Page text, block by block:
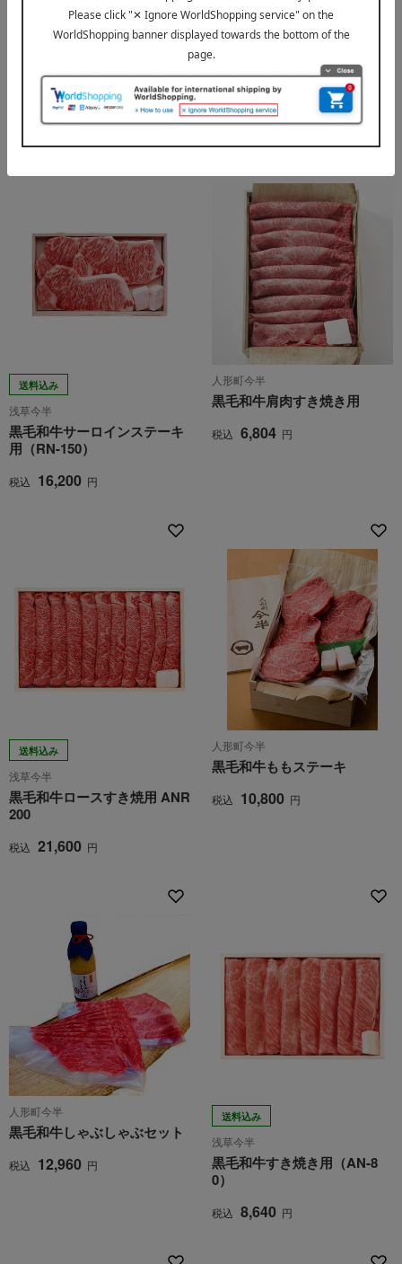
黒毛和牛オリジナルステーキ
12,960 円
レビュー2件
国内産黒毛和牛すき焼用（ロ
ース肉）・すき焼割下詰合せ
NSK-250
税込 27,000 円
送料込み
浅草今半
黒毛和牛サーロインステーキ
用（RN-150）
税込 16,200 円
人形町今半
黒毛和牛肩肉すき焼き用
税込 6,804 円
送料込み
浅草今半
黒毛和牛ロースすき焼用 ANR
200
税込 21,600 円
人形町今半
黒毛和牛ももステーキ
税込 10,800 円
人形町今半
黒毛和牛しゃぶしゃぶセット
税込 12,960 円
送料込み
浅草今半
黒毛和牛すき焼き用（AN-8
0）
税込 8,640 円